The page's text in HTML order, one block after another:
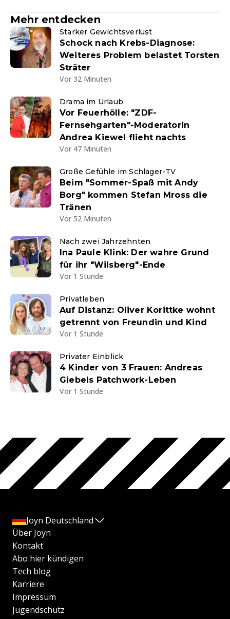
Mehr entdecken
Starker Gewichtsverlust
Schock nach Krebs-Diagnose:
Weiteres Problem belastet Torsten
Sträter
Vor 32 Minuten
Drama im Urlaub
Vor Feuerhölle: "ZDF-
Fernsehgarten"-Moderatorin
Andrea Kiewel flieht nachts
Vor 47 Minuten
Große Gefühle im Schlager-TV
Beim "Sommer-Spaß mit Andy
Borg" kommen Stefan Mross die
Tränen
Vor 52 Minuten
Nach zwei Jahrzehnten
Ina Paule Klink: Der wahre Grund
für ihr "Wilsberg"-Ende
Vor 1 Stunde
Privatleben
Auf Distanz: Oliver Korittke wohnt
getrennt von Freundin und Kind
Vor 1 Stunde
Privater Einblick
4 Kinder von 3 Frauen: Andreas
Giebels Patchwork-Leben
Vor 1 Stunde
Joyn Deutschland
Über Joyn
Kontakt
Abo hier kündigen
Tech blog
Karriere
Impressum
Jugendschutz